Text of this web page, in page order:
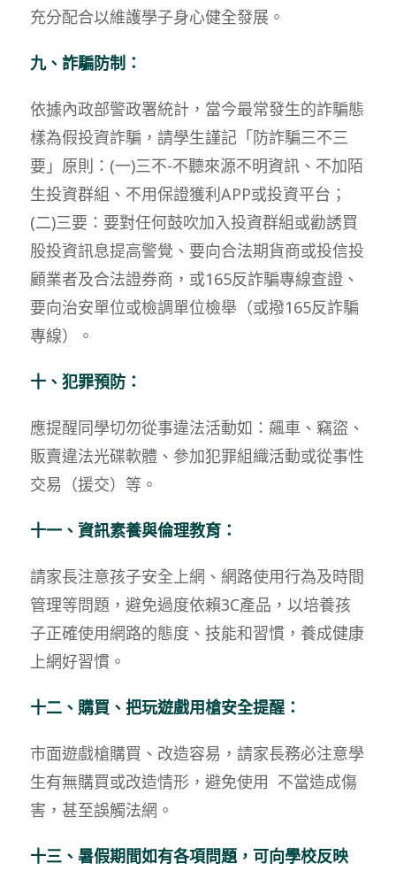
充分配合以維護學子身心健全發展。
九、 詐騙防制：
依據內政部警政署統計，當今最常發生的詐騙態
樣為假投資詐騙，請學生謹記「防詐騙三不三
要」原則：(一)三不-不聽來源不明資訊、不加陌
生投資群組、不用保證獲利APP或投資平台；
(二)三要：要對任何鼓吹加入投資群組或勸誘買
股投資訊息提高警覺、要向合法期貨商或投信投
顧業者及合法證券商，或165反詐騙專線查證、
要向治安單位或檢調單位檢舉（或撥165反詐騙
專線）。
十、犯罪預防：
應提醒同學切勿從事違法活動如：飆車、竊盜、
販賣違法光碟軟體、參加犯罪組織活動或從事性
交易（援交）等。
十一、 資訊素養與倫理教育：
請家長注意孩子安全上網、網路使用行為及時間
管理等問題，避免過度依賴3C產品，以培養孩
子正確使用網路的態度、技能和習慣，養成健康
上網好習慣。
十二、購買、把玩遊戲用槍安全提醒：
市面遊戲槍購買、改造容易，請家長務必注意學
生有無購買或改造情形，避免使用 不當造成傷
害，甚至誤觸法網。
十三、暑假期間如有各項問題，可向學校反映